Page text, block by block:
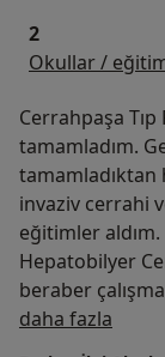
2
Okullar /
Cerrahpaşa
tamamladım.
invaziv cerrahi
eğitimler
Hepatobilyer
beraber
yılından bu
verdim. 2019
daha fazla